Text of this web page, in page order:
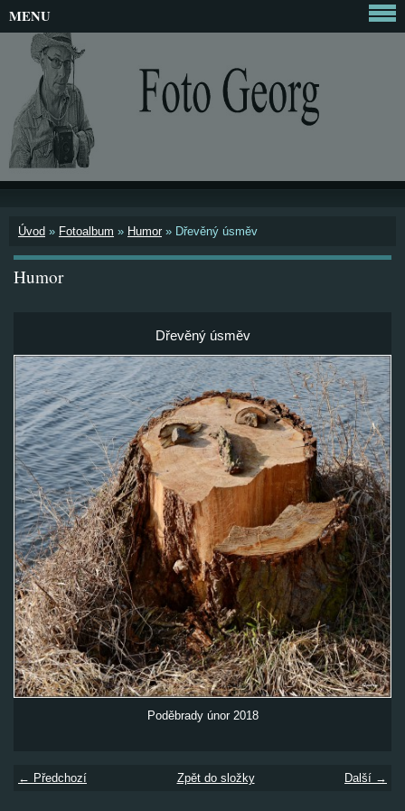
Úvod » Fotoalbum » Humor » Dřevěný úsměv
Humor
Dřevěný úsměv
Poděbrady únor 2018
← Předchozí Další →
Zpět do složky
MENU